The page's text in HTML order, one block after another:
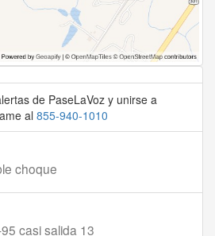
de PaseLaVoz y unirse a
al 855-940-1010
choque
casi salida 13